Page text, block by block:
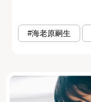
#海老原嗣生